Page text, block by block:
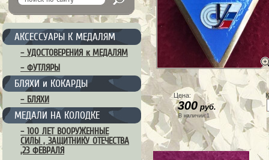
АКСЕССУАРЫ К МЕДАЛЯМ
– УДОСТОВЕРЕНИЯ к МЕДАЛЯМ
– ФУТЛЯРЫ
БЛЯХИ и КОКАРДЫ
– БЛЯХИ
МЕДАЛИ НА КОЛОДКЕ
– 100 ЛЕТ ВООРУЖЕННЫЕ
СИЛЫ , ЗАЩИТНИКУ ОТЕЧЕСТВА
,23 ФЕВРАЛЯ
Цена:
300 руб.
В наличии:1